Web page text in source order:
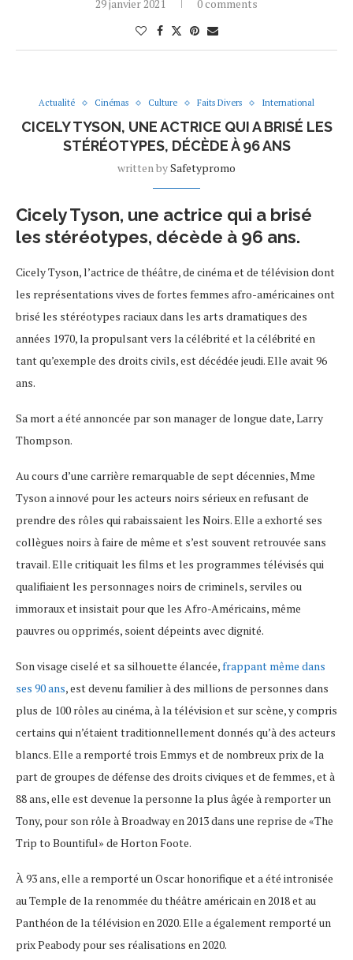
29 janvier 2021 0 comments
Actualité Cinémas Culture Faits Divers International
CICELY TYSON, UNE ACTRICE QUI A BRISÉ LES
STÉRÉOTYPES, DÉCÈDE À 96 ANS
written bySafetypromo
Cicely Tyson, une actrice qui a brisé
les stéréotypes, décède à 96 ans.
Cicely Tyson, l’actrice de théâtre, de cinéma et de télévision dont
les représentations vives de fortes femmes afro-américaines ont
brisé les stéréotypes raciaux dans les arts dramatiques des
années 1970, la propulsant vers la célébrité et la célébrité en
tant qu’exemple des droits civils, est décédée jeudi. Elle avait 96
ans.
Sa mort a été annoncée par son manager de longue date, Larry
Thompson.
Au cours d’une carrière remarquable de sept décennies, Mme
Tyson a innové pour les acteurs noirs sérieux en refusant de
prendre des rôles qui rabaissaient les Noirs. Elle a exhorté ses
collègues noirs à faire de même et s’est souvent retrouvée sans
travail. Elle critiquait les films et les programmes télévisés qui
qualifiaient les personnages noirs de criminels, serviles ou
immoraux et insistait pour que les Afro-Américains, même
pauvres ou opprimés, soient dépeints avec dignité.
Son visage ciselé et sa silhouette élancée,frappant même dans
ses 90 ans, est devenu familier à des millions de personnes dans
plus de 100 rôles au cinéma, à la télévision et sur scène, y compris
certains qui n’étaient traditionnellement donnés qu’à des acteurs
blancs. Elle a remporté trois Emmys et de nombreux prix de la
part de groupes de défense des droits civiques et de femmes, et à
88 ans, elle est devenue la personne la plus âgée à remporter un
Tony, pour son rôle à Broadway en 2013 dans une reprise de «The
Trip to Bountiful» de Horton Foote.
À 93 ans, elle a remporté un Oscar honorifique et a été intronisée
au Temple de la renommée du théâtre américain en 2018 et au
Panthéon de la télévision en 2020. Elle a également remporté un
prix Peabody pour ses réalisations en 2020.